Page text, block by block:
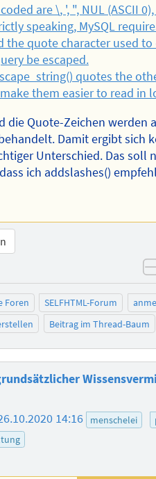
are \, ', ", NUL (ASCII
speaking, MySQL
the quote character used
be escaped.
quotes the
them easier to read in
die Quote-Zeichen werden
Damit ergibt sich
Unterschied. Das soll
ich addslashes()
Foren SELFHTML-Forum
Beitrag im Thread-Baum
14:16 menschelei